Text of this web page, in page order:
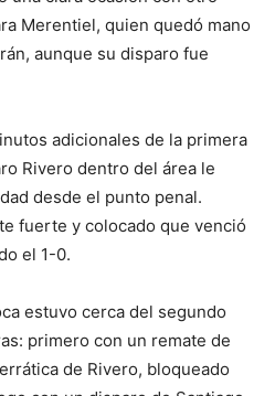
Merentiel, quien quedó mano
aunque su disparo fue
adicionales de la primera
Rivero dentro del área le
desde el punto penal.
fuerte y colocado que venció
el 1-0.
estuvo cerca del segundo
primero con un remate de
de Rivero, bloqueado